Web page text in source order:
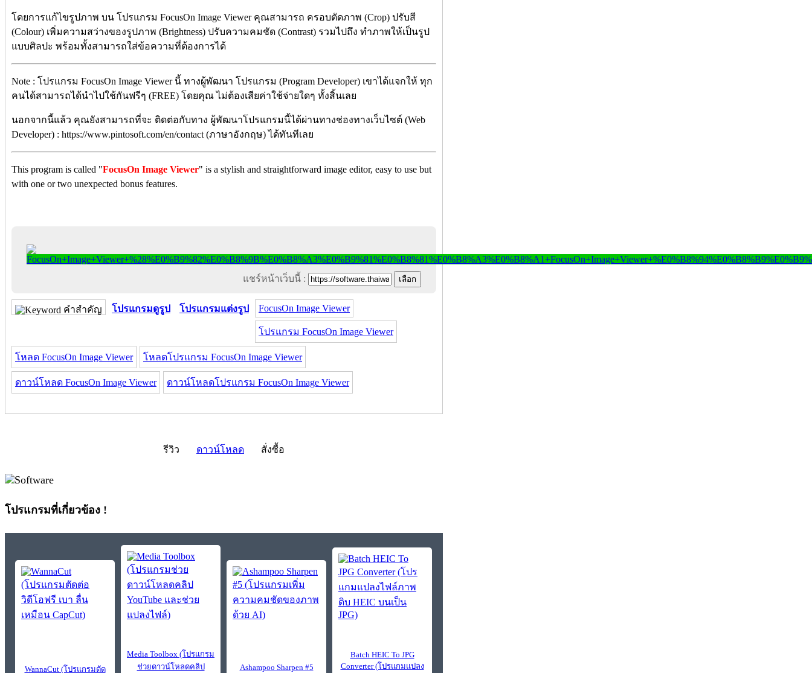
โดยการแก้ไขรูปภาพ บน โปรแกรม FocusOn Image Viewer คุณสามารถ ครอบตัดภาพ (Crop) ปรับสี
(Colour) เพิ่มความสว่างของรูปภาพ (Brightness) ปรับความคมชัด (Contrast) รวมไปถึง ทำภาพให้เป็นรูป
แบบศิลปะ พร้อมทั้งสามารถใส่ข้อความที่ต้องการได้
Note : โปรแกรม FocusOn Image Viewer นี้ ทางผู้พัฒนา โปรแกรม (Program Developer) เขาได้แจกให้ ทุก
คนได้สามารถได้นำไปใช้กันฟรีๆ (FREE) โดยคุณ ไม่ต้องเสียค่าใช้จ่ายใดๆ ทั้งสิ้นเลย
นอกจากนี้แล้ว คุณยังสามารถที่จะ ติดต่อกับทาง ผู้พัฒนาโปรแกรมนี้ได้ผ่านทางช่องทางเว็บไซต์ (Web
Developer) : https://www.pintosoft.com/en/contact (ภาษาอังกฤษ) ได้ทันทีเลย
This program is called "FocusOn Image Viewer" is a stylish and straightforward image editor, easy to use but
with one or two unexpected bonus features.
แชร์หน้าเว็บนี้ :
คำสำคัญ โปรแกรมดูรูป โปรแกรมแต่งรูป FocusOn Image Viewer
โปรแกรม FocusOn Image Viewer
โหลด FocusOn Image Viewer โหลดโปรแกรม FocusOn Image Viewer
ดาวน์โหลด FocusOn Image Viewer ดาวน์โหลดโปรแกรม FocusOn Image Viewer
รีวิว ดาวน์โหลด สั่งซื้อ
โปรแกรมที่เกี่ยวข้อง !
WannaCut (โปรแกรมตัด
Media Toolbox (โปรแกรม
ช่วยดาวน์โหลดคลิป
Ashampoo Sharpen #5
Batch HEIC To JPG
Converter (โปรแกมแปลง